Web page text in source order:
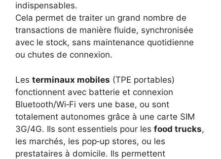
indispensables.
Cela permet de traiter un grand nombre de
transactions de manière fluide, synchronisée
avec le stock, sans maintenance quotidienne
ou chutes de connexion.
Les terminaux mobiles (TPE portables)
fonctionnent avec batterie et connexion
Bluetooth/Wi‑Fi vers une base, ou sont
totalement autonomes grâce à une carte SIM
3G/4G. Ils sont essentiels pour les food trucks,
les marchés, les pop‑up stores, ou les
prestataires à domicile. Ils permettent